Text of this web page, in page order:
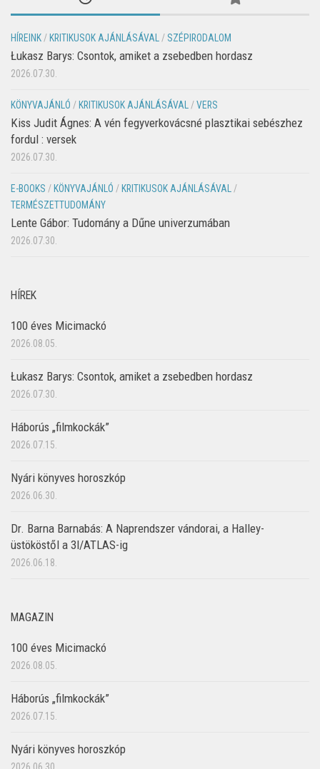
HÍREINK/ KRITIKUSOK AJÁNLÁSÁVAL/ SZÉPIRODALOM
Łukasz Barys: Csontok, amiket a zsebedben hordasz
2026.07.30.
KÖNYVAJÁNLÓ / KRITIKUSOK AJÁNLÁSÁVAL/VERS
Kiss Judit Ágnes: A vén fegyverkovácsné plasztikai sebészhez
fordul : versek
2026.07.30.
E-BOOKS / KÖNYVAJÁNLÓ / KRITIKUSOK AJÁNLÁSÁVAL/
TERMÉSZETTUDOMÁNY
Lente Gábor: Tudomány a Dűne univerzumában
2026.07.30.
HÍREK
100 éves Micimackó
2026.08.05.
Łukasz Barys: Csontok, amiket a zsebedben hordasz
2026.07.30.
Háborús „filmkockák”
2026.07.15.
Nyári könyves horoszkóp
2026.06.30.
Dr. Barna Barnabás: A Naprendszer vándorai, a Halley-
üstököstől a 3I/ATLAS-ig
2026.06.18.
MAGAZIN
100 éves Micimackó
2026.08.05.
Háborús „filmkockák”
2026.07.15.
Nyári könyves horoszkóp